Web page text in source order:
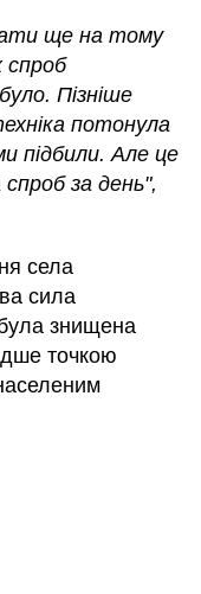
ще на тому
спроб
Пізніше
потонула
підбили. Але це
за день",
села
сила
знищена
точкою